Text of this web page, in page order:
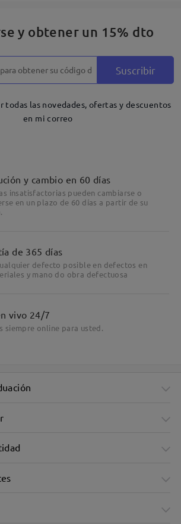
y obtener un 15% dto
Suscribir
todas las novedades, ofertas y descuentos
en mi correo
y cambio en 60 días
insatisfactorias pueden cambiarse o
en un plazo de 60 días a partir de su
de 365 días
defecto posible en defectos en
y mano do obra defectuosa
vivo 24/7
siempre online para usted.